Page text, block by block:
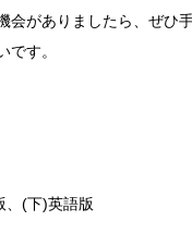
会がありましたら、ぜひ
です。
、(下)英語版